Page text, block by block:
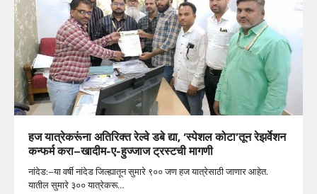
हज यात्रेकरूंना अतिरिक्त रेल्वे डबे द्या, ‘स्पेशल कोटा’तून रेझर्वेशन
कन्फर्म करा–खादीम-ए-हुज्जाज ट्रस्टची मागणी
नांदेड:–या वर्षी नांदेड जिल्ह्यातून सुमारे ९०० जण हज यात्रेसाठी जाणार आहेत.
यातील सुमारे ३०० यात्रेकरू…